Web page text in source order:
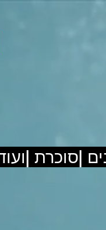
|סוכרת